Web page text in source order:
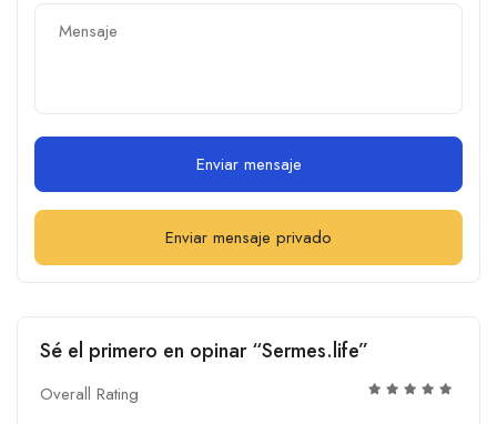
Enviar mensaje
Enviar mensaje privado
Sé el primero en opinar “Sermes.life”
Overall Rating